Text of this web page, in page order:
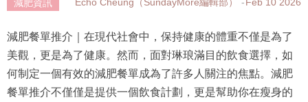
減肥資訊
減肥餐單推介｜在現代社會中，保持健康的體重不僅是為了
美觀，更是為了健康。然而，面對琳琅滿目的飲食選擇，如
何制定一個有效的減肥餐單成為了許多人關注的焦點。減肥
餐單推介不僅僅是提供一個飲食計劃，更是幫助你在瘦身的